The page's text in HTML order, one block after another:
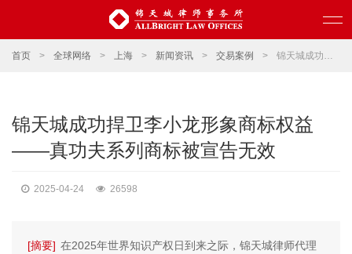
首页 > 全球网络 > 上海 > 新闻资讯 > 交易案例 > 锦天城成功捍卫李小龙形象商标权益——真功夫系列商标被宣告无效
锦天城成功捍卫李小龙形象商标权益
——真功夫系列商标被宣告无效
2025-04-24 26598
[摘要] 在2025年世界知识产权日到来之际，锦天城律师代理